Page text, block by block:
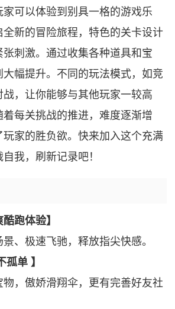
可以体验到别具一格的游戏乐
新的冒险旅程，特色的关卡设计
刺激。通过收集各种道具和宝
幅提升。不同的玩法模式，如竞
，让你能够与其他玩家一较高
着每关挑战的推进，难度逐渐增
家的胜负欲。快来加入这个充满
我，刷新记录吧！
跑体验】
、极速飞驰，释放指尖快感。
孤单 】
，傲娇滑翔伞，更有完善好友社